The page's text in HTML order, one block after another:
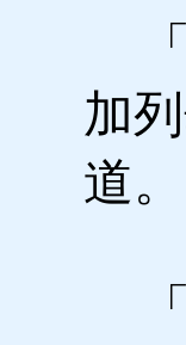
「
加
道。
「